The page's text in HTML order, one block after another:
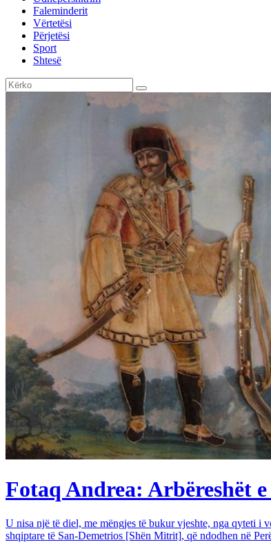
Faleminderit
Vërtetësi
Përjetësi
Sport
Shtesë
Fotaq Andrea: Arbëreshët
U nisa një të diel, me mëngjes të bukur vjeshte, nga qyteti i
shqiptare të San-Demetrios [Shën Mitrit], që ndodhen në